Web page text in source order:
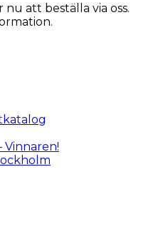
nu att beställa via oss.
Vinnaren!